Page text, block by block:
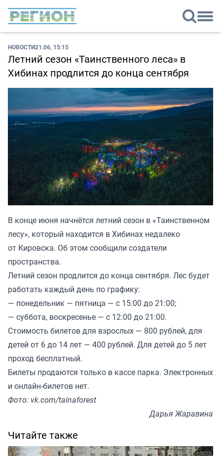
НОВОСТИ21.06, 15:15
Летний сезон «Таинственного леса» в
Хибинах продлится до конца сентября
В конце июня начнётся летний сезон в «Таинственном
лесу», который находится в Хибинах недалеко
от Кировска. Об этом сообщили создатели
пространства.
Летний сезон продлится до конца сентября. Лес будет
работать каждый день по графику:
— понедельник — пятница — с 15:00 до 21:00;
— суббота, воскресенье — с 12:00 до 21:00.
Стоимость билетов для взрослых — 800 рублей, для
детей от 6 до 14 лет — 400 рублей. Для детей до 5 лет
проход бесплатный.
Билеты продаются только в кассе парка. Электронных
и онлайн-билетов нет.
Фото: vk.com/tainaforest
Дарья Жаравина
Читайте также